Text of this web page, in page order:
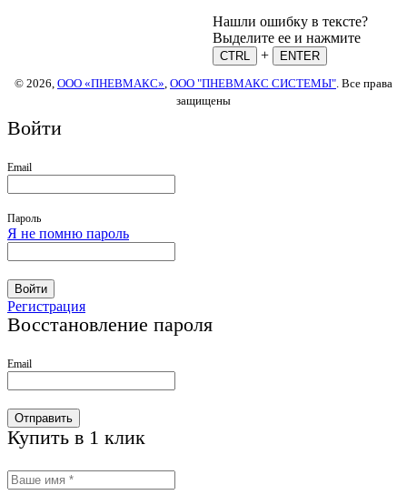
Нашли ошибку в тексте?
Выделите ее и нажмите
CTRL +
ENTER
© 2026, ООО «ПНЕВМАКС», ООО "ПНЕВМАКС СИСТЕМЫ". Все права
защищены
Войти
Email
Пароль
Я не помню пароль
Войти
Регистрация
Восстановление пароля
Email
Отправить
Купить в 1 клик